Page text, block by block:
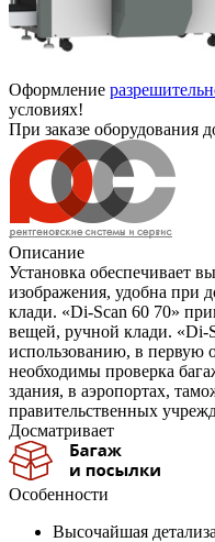
Оформление
условиях!
При заказе оборудования
Описание
Установка обеспечивает
изображения, удобна при
клади. «Di-Scan 60 70»
вещей, ручной клади. «Di-
использованию, в первую
необходимы проверка
здания, в аэропортах,
правительственных
Досматривает
Особенности
Высочайшая